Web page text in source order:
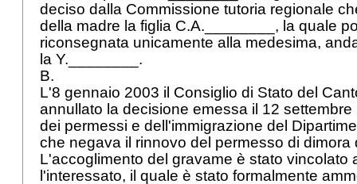
deciso dalla Commissione tutoria regionale
della madre la figlia C.A.________, la quale
riconsegnata unicamente alla medesima,
la Y.________.
B.
L'8 gennaio 2003 il Consiglio di Stato del
annullato la decisione emessa il 12
dei permessi e dell'immigrazione del
che negava il rinnovo del permesso di dimora
L'accoglimento del gravame è stato vincolato
l'interessato, il quale è stato formalmente